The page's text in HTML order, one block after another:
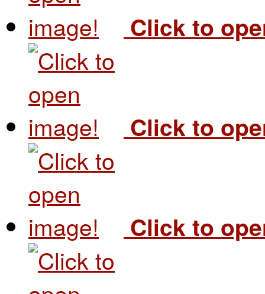
Click to
Click to
Click to